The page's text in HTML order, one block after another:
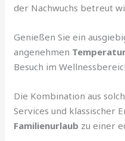
der Nachwuchs betreut
Genießen Sie ein
angenehmen
Besuch im
Die Kombination aus
Services und klassischer
Familienurlaub zu einer